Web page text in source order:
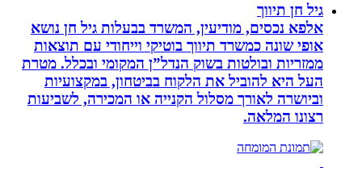
גיל חן תיווך
אלפא נכסים, מודיעין, המשרד בבעלות גיל חן נושא
אופי שונה כמשרד תיווך בוטיקי וייחודי עם תוצאות
ממזריות ובולטות בשוק הנדל”ן המקומי ובכלל. מטרת
העל היא להוביל את הלקוח בביטחון, במקצועיות
וביושרה לאורך מסלול הקנייה או המכירה, לשביעות
רצונו המלאה.